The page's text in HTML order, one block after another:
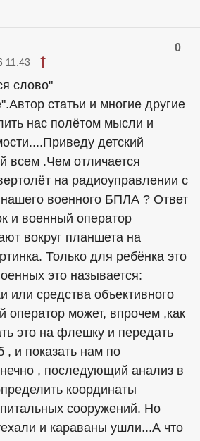
0
11:43
слово"
статьи и многие другие
нас полётом мысли и
детский
всем .Чем отличается
на радиоуправлении с
военного БПЛА ? Ответ
и военный оператор
вокруг планшета на
Только для ребёнка это
это называется:
или средства объективного
оператор может, впрочем ,как
это на флешку и передать
, и показать нам по
, последующий анализ в
координаты
сооружений. Но
и караваны ушли...А что